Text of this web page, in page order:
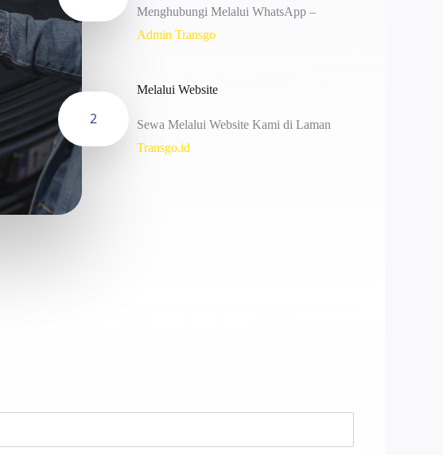
Menghubungi Melalui WhatsApp –
Admin Transgo
2
Melalui Website
Sewa Melalui Website Kami di Laman
Transgo.id